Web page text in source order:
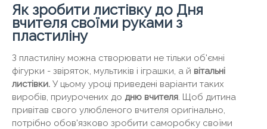
Як зробити листівку до Дня
вчителя своїми руками з
пластиліну
З пластиліну можна створювати не тільки об'ємні
фігурки - звіряток, мультиків і іграшки, а й вітальні
листівки. У цьому уроці приведені варіанти таких
виробів, приурочених до дню вчителя. Щоб дитина
привітав свого улюбленого вчителя оригінально,
потрібно обов'язково зробити саморобку своїми